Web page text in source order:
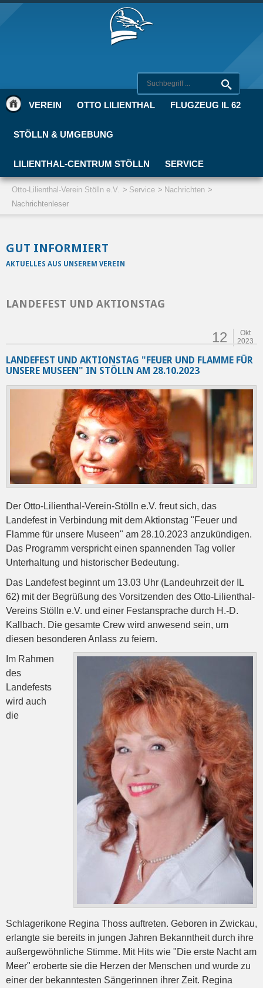
VEREIN OTTO LILIENTHAL FLUGZEUG IL 62
STÖLLN & UMGEBUNG
LILIENTHAL-CENTRUM STÖLLN SERVICE
Otto-Lilienthal-Verein Stölln e.V. Service
Nachrichten
Nachrichtenleser
GUT INFORMIERT
AKTUELLES AUS UNSEREM VEREIN
LANDEFEST UND AKTIONSTAG
12
Okt
2023
LANDEFEST UND AKTIONSTAG "FEUER UND FLAMME FÜR
UNSERE MUSEEN" IN STÖLLN AM 28.10.2023
Der Otto-Lilienthal-Verein-Stölln e.V. freut sich, das
Landefest in Verbindung mit dem Aktionstag "Feuer und
Flamme für unsere Museen" am 28.10.2023 anzukündigen.
Das Programm verspricht einen spannenden Tag voller
Unterhaltung und historischer Bedeutung.
Das Landefest beginnt um 13.03 Uhr (Landeuhrzeit der IL
62) mit der Begrüßung des Vorsitzenden des Otto-Lilienthal-
Vereins Stölln e.V. und einer Festansprache durch H.-D.
Kallbach. Die gesamte Crew wird anwesend sein, um
diesen besonderen Anlass zu feiern.
Im Rahmen
des
Landefests
wird auch
die
Schlagerikone Regina Thoss auftreten. Geboren in Zwickau,
erlangte sie bereits in jungen Jahren Bekanntheit durch ihre
außergewöhnliche Stimme. Mit Hits wie "Die erste Nacht am
Meer" eroberte sie die Herzen der Menschen und wurde zu
einer der bekanntesten Sängerinnen ihrer Zeit. Regina